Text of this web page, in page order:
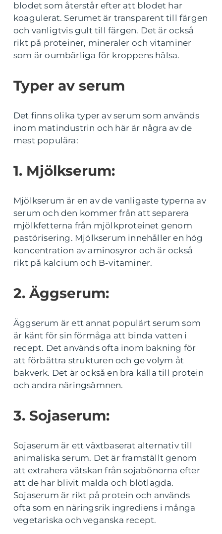
blodet som återstår efter att blodet har
koagulerat. Serumet är transparent till färgen
och vanligtvis gult till färgen. Det är också
rikt på proteiner, mineraler och vitaminer
som är oumbärliga för kroppens hälsa.
Typer av serum
Det finns olika typer av serum som används
inom matindustrin och här är några av de
mest populära:
1. Mjölkserum:
Mjölkserum är en av de vanligaste typerna av
serum och den kommer från att separera
mjölkfetterna från mjölkproteinet genom
pastörisering. Mjölkserum innehåller en hög
koncentration av aminosyror och är också
rikt på kalcium och B-vitaminer.
2. Äggserum:
Äggserum är ett annat populärt serum som
är känt för sin förmåga att binda vatten i
recept. Det används ofta inom bakning för
att förbättra strukturen och ge volym åt
bakverk. Det är också en bra källa till protein
och andra näringsämnen.
3. Sojaserum:
Sojaserum är ett växtbaserat alternativ till
animaliska serum. Det är framställt genom
att extrahera vätskan från sojabönorna efter
att de har blivit malda och blötlagda.
Sojaserum är rikt på protein och används
ofta som en näringsrik ingrediens i många
vegetariska och veganska recept.